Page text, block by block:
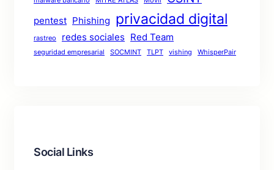
pentest Phishing privacidad digital
rastreo redes sociales Red Team
seguridad empresarial SOCMINT TLPT vishing WhisperPair
Social Links